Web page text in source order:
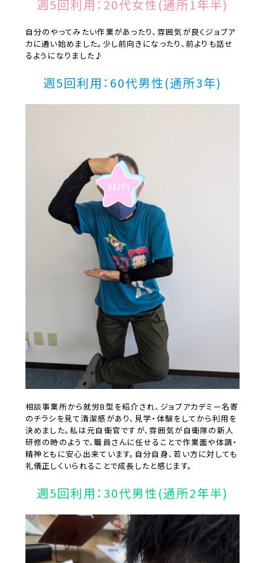
週5回利用：20代女性(通所1年半)
自分のやってみたい作業があったり、雰囲気が良くジョブア
カに通い始めました。少し前向きになったり、前よりも話せ
るようになりました♪
週5回利用：60代男性(通所3年)
相談事業所から就労B型を紹介され、ジョブアカデミー名寄
のチラシを見て清潔感があり、見学・体験をしてから利用を
決めました。私は元自衛官ですが、雰囲気が自衛隊の新人
研修の時のようで、職員さんに任せることで作業面や体調・
精神ともに安心出来ています。自分自身、若い方に対しても
礼儀正しくいられることで成長したと感じます。
週5回利用：30代男性(通所2年半)